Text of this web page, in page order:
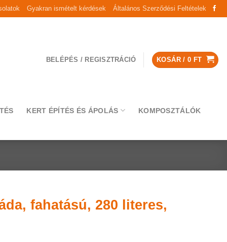
Gyakran ismételt kérdések Általános Szerződési Feltételek
BELÉPÉS / REGISZTRÁCIÓ KOSÁR /0 FT
KERT ÉPÍTÉS ÉS ÁPOLÁS KOMPOSZTÁLÓK
fahatású, 280 literes,